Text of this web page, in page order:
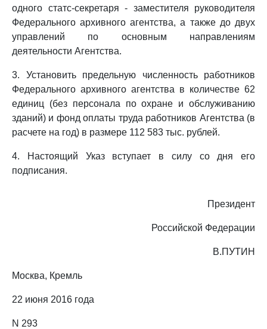
одного статс-секретаря - заместителя руководителя
Федерального архивного агентства, а также до двух
управлений по основным направлениям
деятельности Агентства.
3. Установить предельную численность работников
Федерального архивного агентства в количестве 62
единиц (без персонала по охране и обслуживанию
зданий) и фонд оплаты труда работников Агентства (в
расчете на год) в размере 112 583 тыс. рублей.
4. Настоящий Указ вступает в силу со дня его
подписания.
Президент
Российской Федерации
В.ПУТИН
Москва, Кремль
22 июня 2016 года
N 293